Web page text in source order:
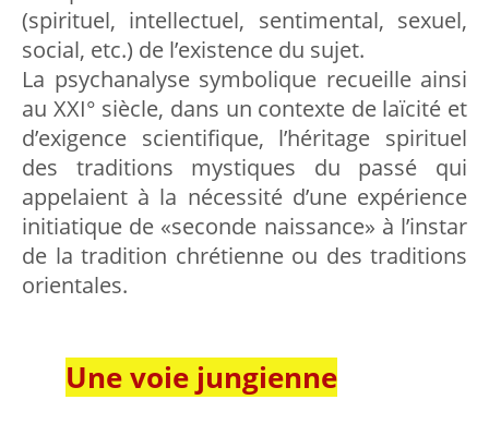
(spirituel, intellectuel, sentimental, sexuel,
social, etc.) de l’existence du sujet.
La psychanalyse symbolique recueille ainsi
au XXI° siècle, dans un contexte de laïcité et
d’exigence scientifique, l’héritage spirituel
des traditions mystiques du passé qui
appelaient à la nécessité d’une expérience
initiatique de «seconde naissance» à l’instar
de la tradition chrétienne ou des traditions
orientales.
Une voie jungienne